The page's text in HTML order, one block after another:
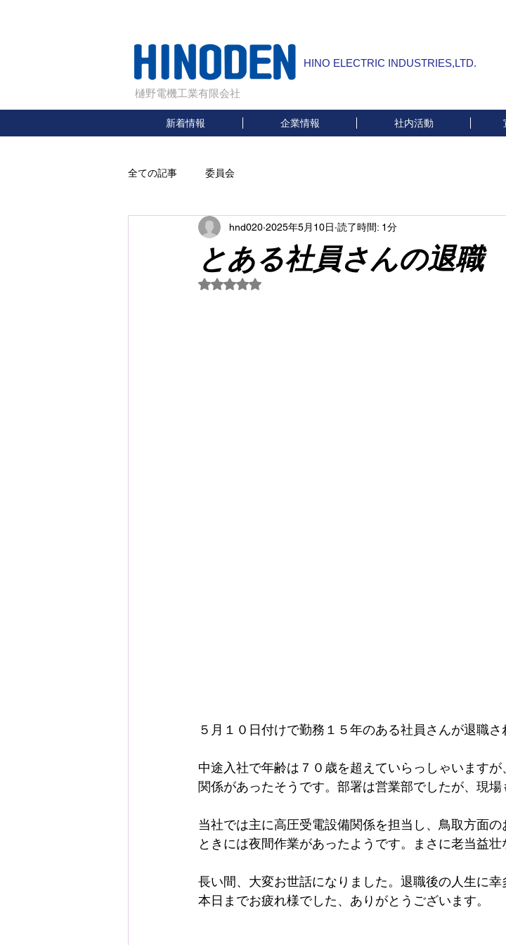
樋野電機工業有限会社
HINO ELECTRIC INDUSTRIES,LTD.
新着情報 企業情報 社内活動
全ての記事 委員会
とある社員さんの退職
hnd020 2025年5月10日 読了時間: 1分
5つ星のうちNaNと評価されています。
５月１０日付けで勤務１５年のある社員さんが退職さ
中途入社で年齢は７０歳を超えていらっしゃいます
関係があったそうです。部署は営業部でしたが、現場
当社では主に高圧受電設備関係を担当し、鳥取方面の
ときには夜間作業があったようです。まさに老当益壮
長い間、大変お世話になりました。退職後の人生に幸
本日までお疲れ様でした、ありがとうございます。